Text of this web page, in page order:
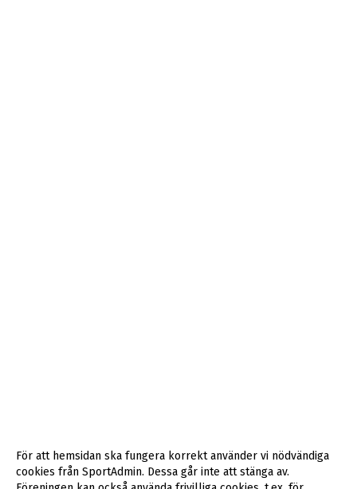
För att hemsidan ska fungera korrekt använder vi nödvändiga
cookies från SportAdmin. Dessa går inte att stänga av.